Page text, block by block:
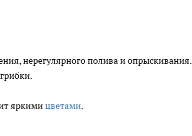
нерегулярного полива и опрыскивания.
яркимицветами.